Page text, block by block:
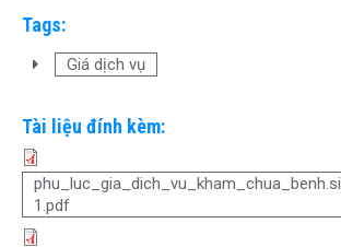
Tags:
Giá dịch vụ
Tài liệu đính kèm:
1.pdf